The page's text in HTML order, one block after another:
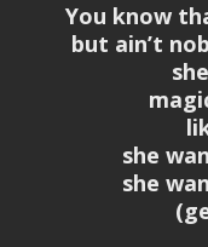
You know
but ain’t
she
she